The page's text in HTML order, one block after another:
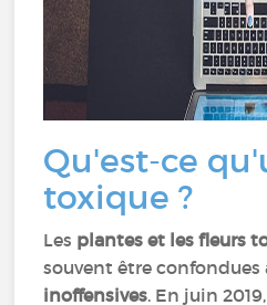
Qu'est-ce
toxique ?
Les plantes et les fleurs
souvent être confondues
inoffensives. En juin